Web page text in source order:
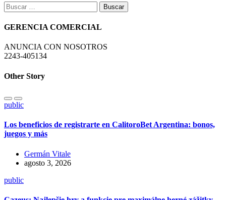
Buscar:
GERENCIA COMERCIAL
ANUNCIA CON NOSOTROS
2243-405134
Other Story
public
Los beneficios de registrarte en CalitoroBet Argentina: bonos,
juegos y más
Germán Vitale
agosto 3, 2026
public